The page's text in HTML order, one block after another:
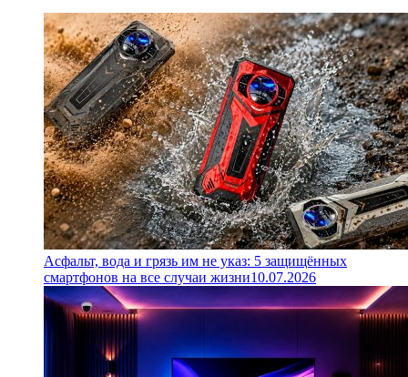
Асфальт, вода и грязь им не указ: 5 защищённых
смартфонов на все случаи жизни10.07.2026